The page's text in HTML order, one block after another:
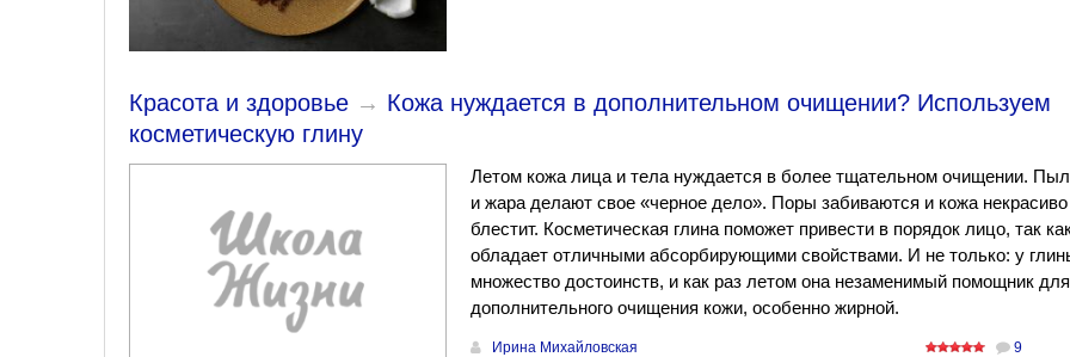
Красота и здоровье → Кожа нуждается в дополнительном очищении? Используем
косметическую глину
Летом кожа лица и тела нуждается в более тщательном очищении.
и жара делают свое «черное дело». Поры забиваются и кожа некрасиво
блестит. Косметическая глина поможет привести в порядок лицо, так
обладает отличными абсорбирующими свойствами. И не только: у
множество достоинств, и как раз летом она незаменимый помощник для
дополнительного очищения кожи, особенно жирной.
Ирина Михайловская 9